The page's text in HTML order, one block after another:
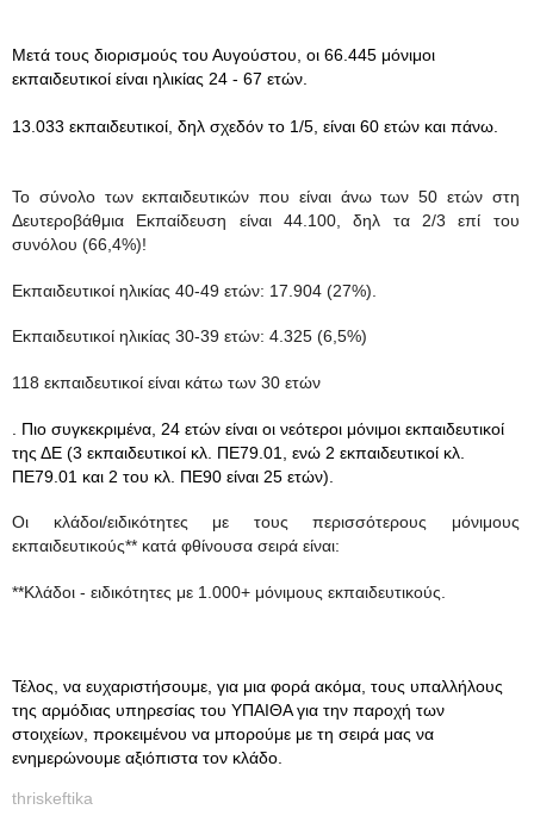
Μετά τους διορισμούς του Αυγούστου, οι 66.445 μόνιμοι
εκπαιδευτικοί είναι ηλικίας 24 - 67 ετών.
13.033 εκπαιδευτικοί, δηλ σχεδόν το 1/5, είναι 60 ετών και πάνω.
Το σύνολο των εκπαιδευτικών που είναι άνω των 50 ετών στη
Δευτεροβάθμια Εκπαίδευση είναι 44.100, δηλ τα 2/3 επί του
συνόλου (66,4%)!
Εκπαιδευτικοί ηλικίας 40-49 ετών: 17.904 (27%).
Εκπαιδευτικοί ηλικίας 30-39 ετών: 4.325 (6,5%)
118 εκπαιδευτικοί είναι κάτω των 30 ετών
. Πιο συγκεκριμένα, 24 ετών είναι οι νεότεροι μόνιμοι εκπαιδευτικοί
της ΔΕ (3 εκπαιδευτικοί κλ. ΠΕ79.01, ενώ 2 εκπαιδευτικοί κλ.
ΠΕ79.01 και 2 του κλ. ΠΕ90 είναι 25 ετών).
Οι κλάδοι/ειδικότητες με τους περισσότερους μόνιμους
εκπαιδευτικούς** κατά φθίνουσα σειρά είναι:
**Κλάδοι - ειδικότητες με 1.000+ μόνιμους εκπαιδευτικούς.
Τέλος, να ευχαριστήσουμε, για μια φορά ακόμα, τους υπαλλήλους
της αρμόδιας υπηρεσίας του ΥΠΑΙΘΑ για την παροχή των
στοιχείων, προκειμένου να μπορούμε με τη σειρά μας να
ενημερώνουμε αξιόπιστα τον κλάδο.
thriskeftika